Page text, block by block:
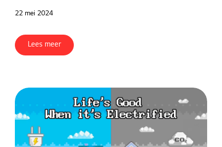
22 mei 2024
Lees meer